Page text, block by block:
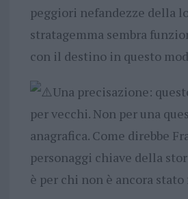
peggiori nefandezze della
stratagemma sembra
con il destino in questo
Una precisazione:
per vecchi. Non per una
anagrafica. Come direbbe
personaggi chiave della
è per chi non è ancora